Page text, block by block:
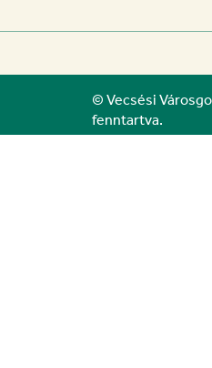
© Vecsési
fenntartva.